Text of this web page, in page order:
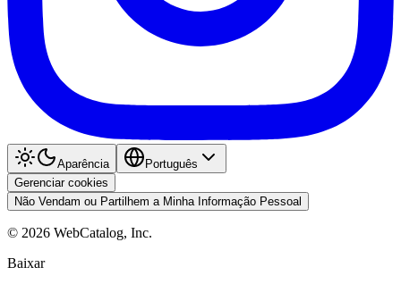
Aparência
Português
Gerenciar cookies
Não Vendam ou Partilhem a Minha Informação Pessoal
© 2026 WebCatalog, Inc.
Baixar